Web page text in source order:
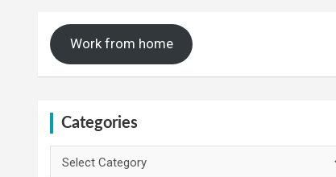
Work from home
Categories